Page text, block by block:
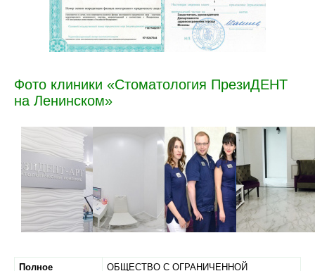
Фото клиники «Стоматология ПрезиДЕНТ
на Ленинском»
Полное
ОБЩЕСТВО С ОГРАНИЧЕННОЙ